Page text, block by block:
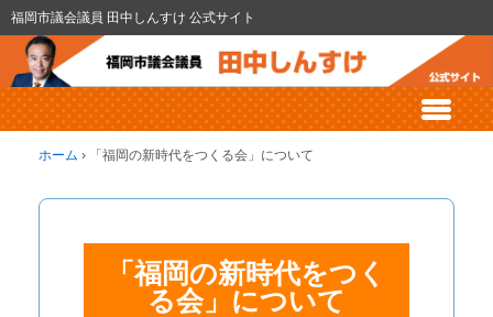
福岡市議会議員 田中しんすけ 公式サイト
ホーム › 「福岡の新時代をつくる会」について
「福岡の新時代をつく
る会」について